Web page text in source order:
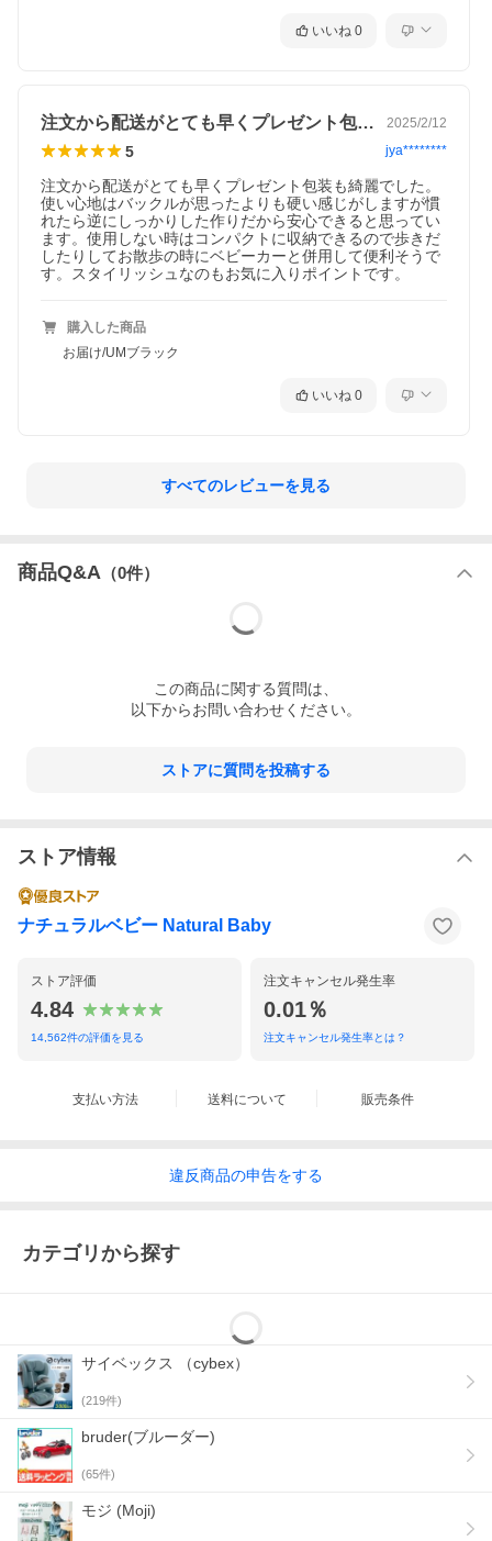
いいね 0
注文から配送がとても早くプレゼント包装… 2025/2/12
5 jya********
注文から配送がとても早くプレゼント包装も綺麗でした。
使い心地はバックルが思ったよりも硬い感じがしますが慣
れたら逆にしっかりした作りだから安心できると思ってい
ます。使用しない時はコンパクトに収納できるので歩きだ
したりしてお散歩の時にベビーカーと併用して便利そうで
す。スタイリッシュなのもお気に入りポイントです。
購入した商品
お届け/UMブラック
いいね 0
すべてのレビューを見る
商品Q&A （0件）
この商品に関する質問は、
以下からお問い合わせください。
ストアに質問を投稿する
ストア情報
ナチュラルベビー Natural Baby
ストア評価
4.84
14,562件の評価を見る
注文キャンセル発生率
0.01％
注文キャンセル発生率とは？
支払い方法 送料について 販売条件
違反商品の申告をする
カテゴリから探す
サイベックス （cybex）
(219件)
bruder(ブルーダー)
(65件)
モジ (Moji)